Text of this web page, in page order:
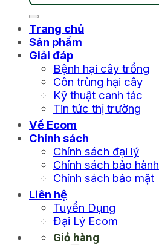
Trang chủ
Sản phẩm
Giải đáp
Bệnh hại cây trồng
Côn trùng hại cây
Kỹ thuật canh tác
Tin tức thị trường
Về Ecom
Chính sách
Chính sách đại lý
Chính sách bảo hành
Chính sách bảo mật
Liên hệ
Tuyển Dụng
Đại Lý Ecom
Giỏ hàng